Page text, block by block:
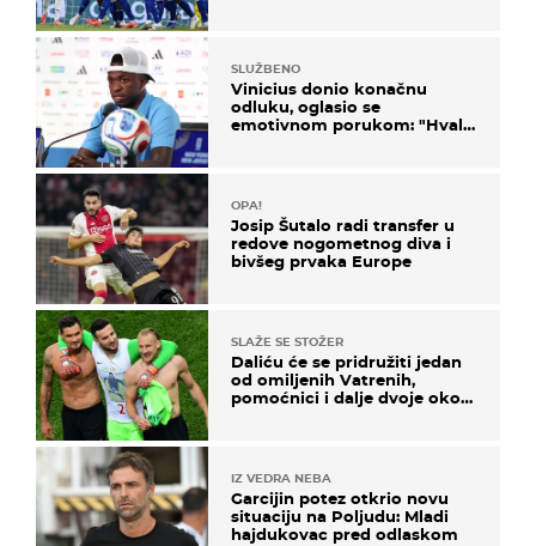
SLUŽBENO
Vinicius donio konačnu
odluku, oglasio se
emotivnom porukom: "Hvala
OPA!
Josip Šutalo radi transfer u
redove nogometnog diva i
bivšeg prvaka Europe
SLAŽE SE STOŽER
Daliću će se pridružiti jedan
od omiljenih Vatrenih,
pomoćnici i dalje dvoje oko
IZ VEDRA NEBA
Garcijin potez otkrio novu
situaciju na Poljudu: Mladi
hajdukovac pred odlaskom